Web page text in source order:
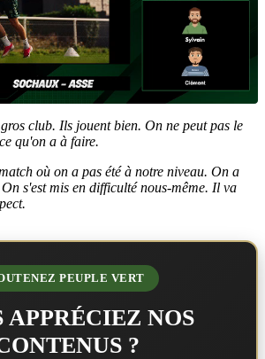
club. Ils jouent bien. On ne peut pas le
qu'on a à faire.
où on a pas été à notre niveau. On a
s'est mis en difficulté nous-même. Il va
PEUPLE VERT
APPRÉCIEZ NOS
?